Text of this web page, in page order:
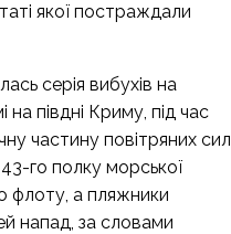
якої постраждали
серія вибухів на
півдні Криму, під час
частину повітряних сил
го полку морської
флоту, а пляжники
напад, за словами